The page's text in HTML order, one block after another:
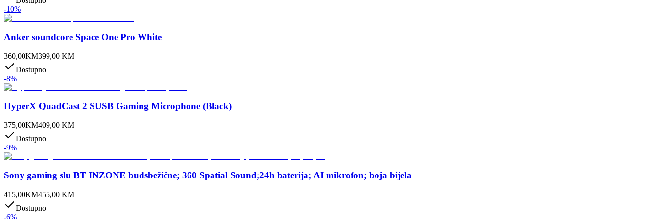
-10%
Anker soundcore Space One Pro White
360,00KM399,00 KM
Dostupno
-8%
HyperX QuadCast 2 SUSB Gaming Microphone (Black)
375,00KM409,00 KM
Dostupno
-9%
Sony gaming slu BT INZONE budsbežične; 360 Spatial Sound;24h baterija; AI mikrofon; boja bijela
415,00KM455,00 KM
Dostupno
-6%